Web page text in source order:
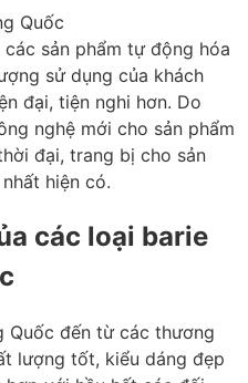
Quốc
sản phẩm tự động hóa
sử dụng của khách
đại, tiện nghi hơn. Do
nghệ mới cho sản phẩm
đại, trang bị cho sản
hiện có.
các loại barie
Quốc đến từ các thương
lượng tốt, kiểu dáng đẹp